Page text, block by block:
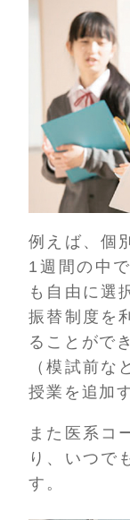
例えば、個
1週間の中
も自由に選
振替制度を
ることがで
（模試前な
授業を追加
また医系コ
り、いつで
す。